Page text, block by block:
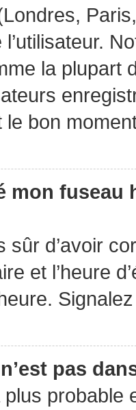
l’utilisateur.
la plupart
le bon
mon fuseau
sûr d’avoir
et l’heure
pas
probable